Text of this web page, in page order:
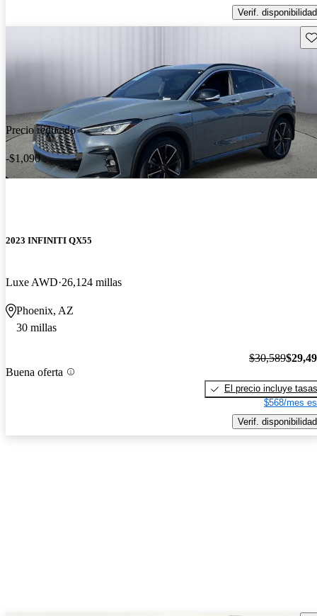
Verif. disponibilidad
Precio reducido
-$1,090
2023 INFINITI QX55
Luxe AWD 26,124 millas
Phoenix, AZ
30 millas
Buena oferta
$30,589
El precio incluye tasas
$568/mes
Verif. disponibilidad